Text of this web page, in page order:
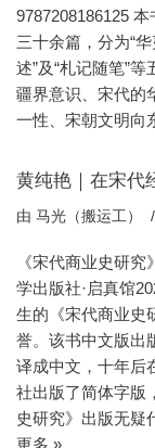
9787208186125
三十余篇，分为“华
述”及“札记随笔”
疆界意识、宋代的
一性、宋朝文明向
黄纯艳｜在宋代
由 马光（搬运工）
《宋代商业史研
学出版社·启真馆
生的《宋代商业史
誉。该书中文版出
译成中文，十年后
社出版了简体字版
史研究》出版无疑
更多 »